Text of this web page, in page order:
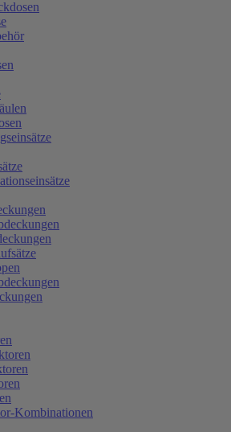
Kombinationen